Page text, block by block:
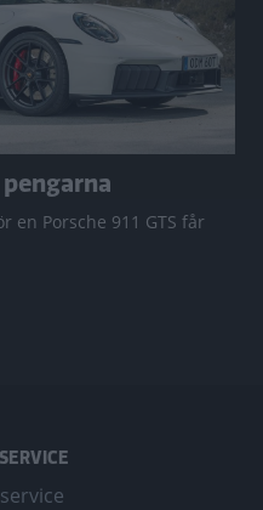
en Porsche 911 GTS får